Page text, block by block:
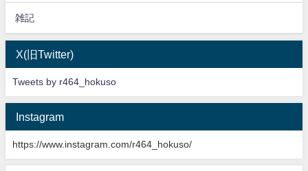
雑記
X(旧Twitter)
Tweets by r464_hokuso
Instagram
https://www.instagram.com/r464_hokuso/